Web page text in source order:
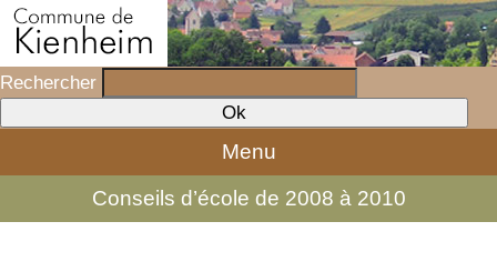
Rechercher
Menu
Conseils d’école de 2008 à 2010